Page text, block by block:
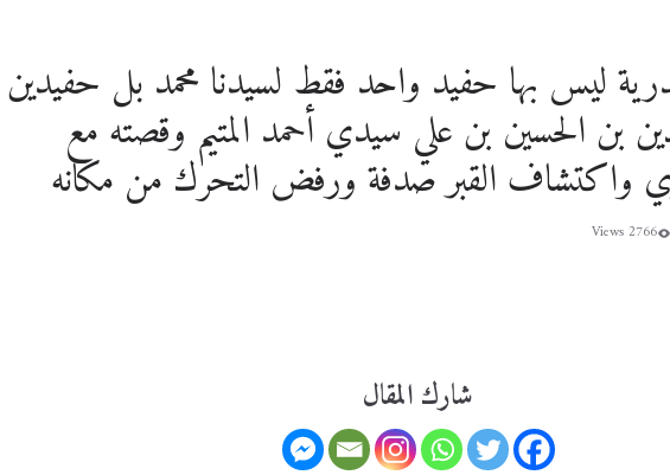
ليس بها حفيد واحد فقط لسيدنا محمد بل حفيدين
بن الحسين بن علي سيدي أحمد المتيم وقصته مع
واكتشاف القبر صدفة ورفض التحرك من مكانه
2766 Views
شارك المقال